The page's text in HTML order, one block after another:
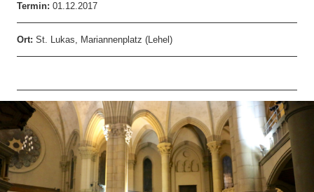
Termin: 01.12.2017
Ort: St. Lukas, Mariannenplatz (Lehel)